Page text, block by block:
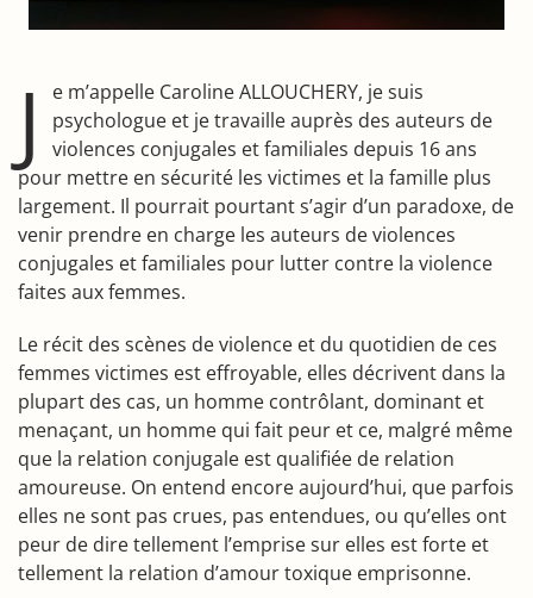
J
e m’appelle Caroline ALLOUCHERY, je suis
psychologue et je travaille auprès des auteurs de
violences conjugales et familiales depuis 16 ans
pour mettre en sécurité les victimes et la famille plus
largement. Il pourrait pourtant s’agir d’un paradoxe, de
venir prendre en charge les auteurs de violences
conjugales et familiales pour lutter contre la violence
faites aux femmes.
Le récit des scènes de violence et du quotidien de ces
femmes victimes est effroyable, elles décrivent dans la
plupart des cas, un homme contrôlant, dominant et
menaçant, un homme qui fait peur et ce, malgré même
que la relation conjugale est qualifiée de relation
amoureuse. On entend encore aujourd’hui, que parfois
elles ne sont pas crues, pas entendues, ou qu’elles ont
peur de dire tellement l’emprise sur elles est forte et
tellement la relation d’amour toxique emprisonne.